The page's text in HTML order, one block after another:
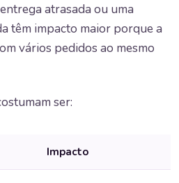
atrasada ou uma
têm impacto maior porque a
vários pedidos ao mesmo
ser:
Impacto